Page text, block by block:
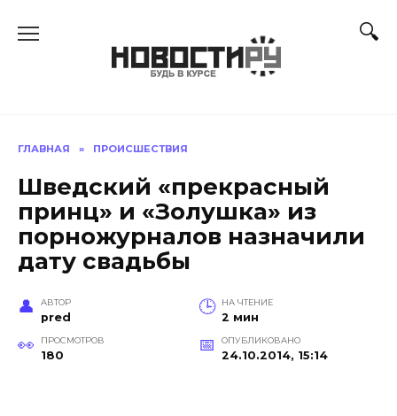
ГЛАВНАЯ » ПРОИСШЕСТВИЯ
Шведский «прекрасный
принц» и «Золушка» из
порножурналов назначили
дату свадьбы
АВТОР
pred
НА ЧТЕНИЕ
2 мин
ПРОСМОТРОВ
180
ОПУБЛИКОВАНО
24.10.2014, 15:14